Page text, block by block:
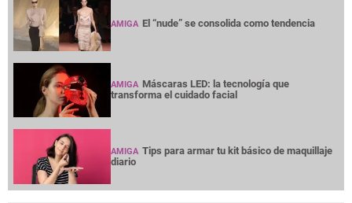
AMIGA El “nude” se consolida como tendencia
AMIGA Máscaras LED: la tecnología que
transforma el cuidado facial
AMIGA Tips para armar tu kit básico de maquillaje
diario